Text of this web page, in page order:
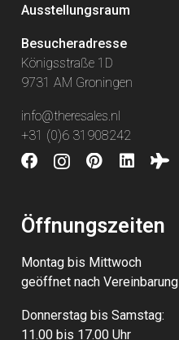
Ausstellungsraum
Besucheradresse
Königsstraße 1D
9731 AM Groningen
info@theresales.nl
+31 (0)6 31908242
Öffnungszeiten
Montag bis Mittwoch
geöffnet nach Vereinbarung
Donnerstag bis Samstag:
11.00 bis 17.00 Uhr